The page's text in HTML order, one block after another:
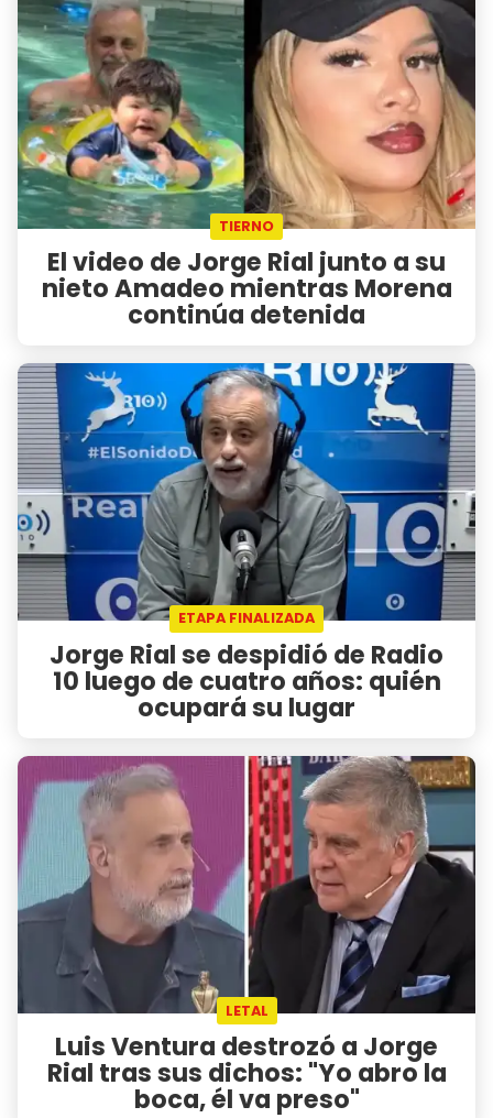
TIERNO
El video de Jorge Rial junto a su
nieto Amadeo mientras Morena
continúa detenida
ETAPA FINALIZADA
Jorge Rial se despidió de Radio
10 luego de cuatro años: quién
ocupará su lugar
LETAL
Luis Ventura destrozó a Jorge
Rial tras sus dichos: "Yo abro la
boca, él va preso"